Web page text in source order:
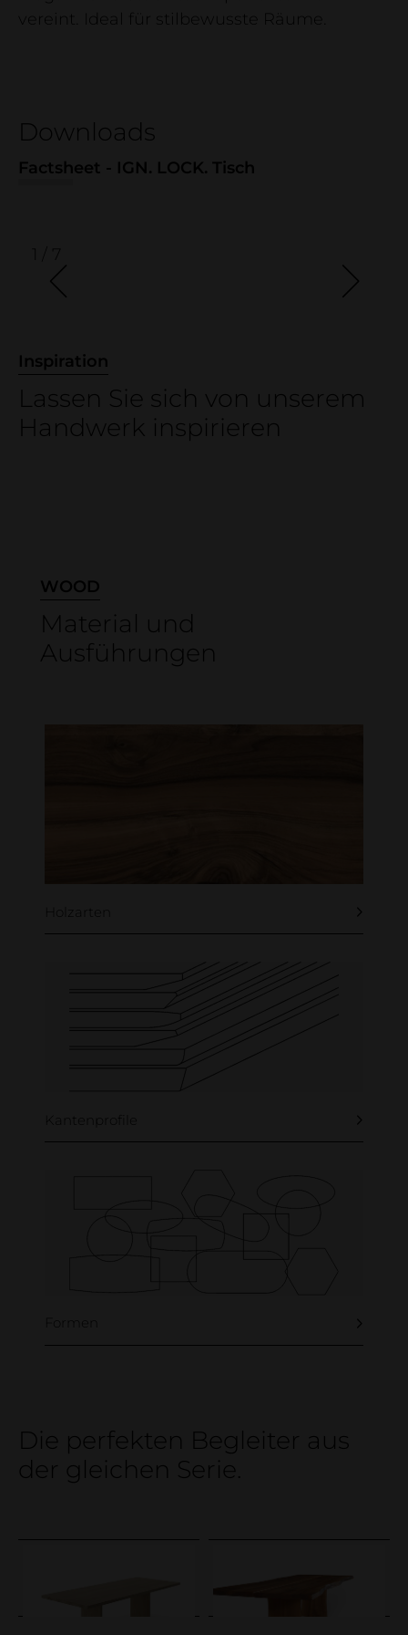
Showroom
Holzdeklaration
vereint. Ideal für stilbewusste Räume.
Downloads
Factsheet - IGN. LOCK. Tisch
Inspiration
Lassen Sie sich von unserem
Handwerk inspirieren
WOOD
Material und
Ausführungen
Holzarten
Kantenprofile
Die perfekten Begleiter aus
der gleichen Serie.